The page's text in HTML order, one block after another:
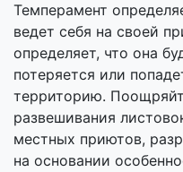
Темперамент
ведет себя на своей
определяет, что она
потеряется или
территорию.
развешивания
местных приютов,
на основании